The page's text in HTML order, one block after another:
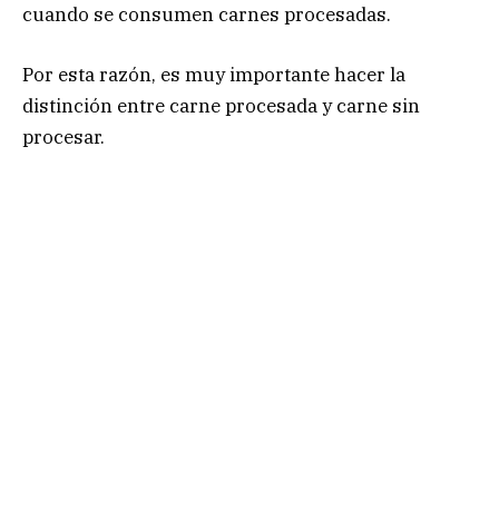
cuando se consumen carnes procesadas.
Por esta razón, es muy importante hacer la
distinción entre carne procesada y carne sin
procesar.